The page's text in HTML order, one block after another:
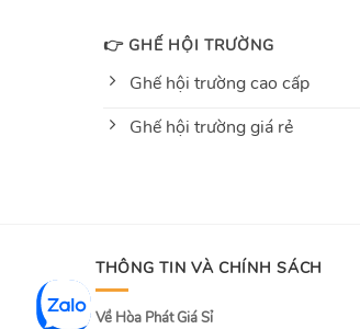
👉 GHẾ HỘI TRƯỜNG
Ghế hội trường cao cấp
Ghế hội trường giá rẻ
THÔNG TIN VÀ CHÍNH SÁCH
Về Hòa Phát Giá Sỉ